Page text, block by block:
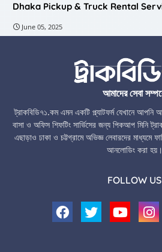
Dhaka Pickup & Truck Rental
June 05, 2025
আমাদের সেবা
ট্রাকবিডি৭১.কম এমন একটি প্ল্যাটফর্ম যেখানে
বাসা ও অফিস শিফটিং সার্ভিসের জন্য পিকআপ মিনি
এছাড়াও ঢাকা ও চট্টগ্রামে অভিজ্ঞ লেবারদের মাধ্যমে
আনলোডিং করা হয়।
FOLLOW US